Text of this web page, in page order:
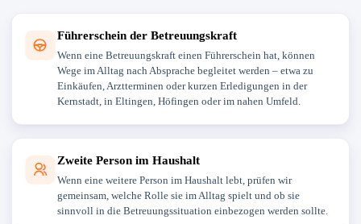
Führerschein der Betreuungskraft
Wenn eine Betreuungskraft einen Führerschein hat, können
Wege im Alltag nach Absprache begleitet werden – etwa zu
Einkäufen, Arztterminen oder kurzen Erledigungen in der
Kernstadt, in Eltingen, Höfingen oder im nahen Umfeld.
Zweite Person im Haushalt
Wenn eine weitere Person im Haushalt lebt, prüfen wir
gemeinsam, welche Rolle sie im Alltag spielt und ob sie
sinnvoll in die Betreuungssituation einbezogen werden sollte.